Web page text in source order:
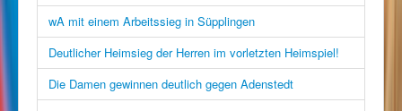
wA mit einem Arbeitssieg in Süpplingen
Deutlicher Heimsieg der Herren im vorletzten Heimspiel!
Die Damen gewinnen deutlich gegen Adenstedt